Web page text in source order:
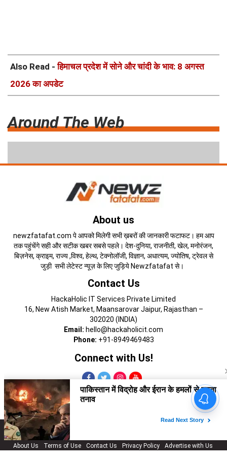
Also Read -हिमाचल प्रदेश में सोने और चांदी के भाव: 8 अगस्त
2026 का अपडेट
Around The Web
About us
newzfatafat.com पे आपको मिलेगी सभी ख़बरों की जानकारी फटाफट। हम आप
तक पहुंचेंगे सही और सटीक खबर सबसे पहले। देश-दुनिया, राजनीती, खेल, मनोरंजन,
बिज़नेस, क्राइम, राज्य ,विश्व, हेल्थ, टेक्नोलॉजी, विज्ञान, अधात्यम, ज्योतिष, ट्रेवल से
जुड़ी सभी लेटेस्ट न्यूज़ के लिए जुड़िये Newzfatafat से।
Contact Us
HackaHolic IT Services Private Limited
16, New Atish Market, Maansarovar Jaipur, Rajasthan –
302020 (INDIA)
Email: hello@hackaholicit.com
Phone: +91-8949469483
Connect with Us!
Copyright © 2024 HackaHolic IT Services Private Limited
About Us
Terms of Use Contact Us Privacy Policy
Advertise with Us